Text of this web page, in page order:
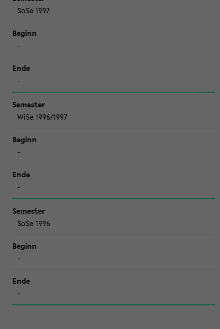
SoSe 1997
-
-
WiSe 1996/1997
-
-
SoSe 1996
-
-